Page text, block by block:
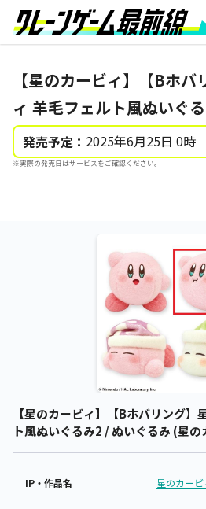
【星のカービィ】【Bホ
ィ 羊毛フェルト風ぬいぐ
発売予定： 2025年6月25日 0時
※実際の発売日はサービスをご確認ください。
【星のカービィ】【Bホバリング】
ト風ぬいぐるみ2 / ぬいぐるみ (星
IP・作品名 星のカービ